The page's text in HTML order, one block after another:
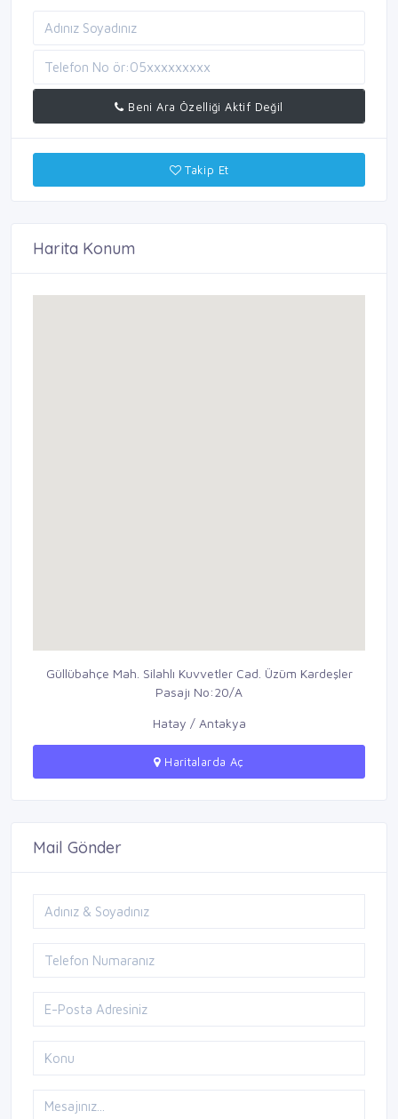
Beni Ara Özelliği Aktif Değil
Takip Et
Harita Konum
Güllübahçe Mah. Silahlı Kuvvetler Cad. Üzüm Kardeşler
Pasajı No:20/A
Hatay / Antakya
Haritalarda Aç
Mail Gönder